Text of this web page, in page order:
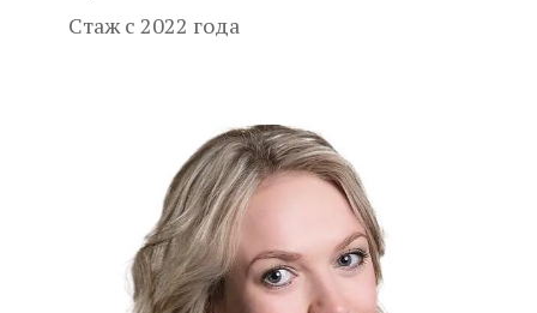
Cтаж с 2022 года